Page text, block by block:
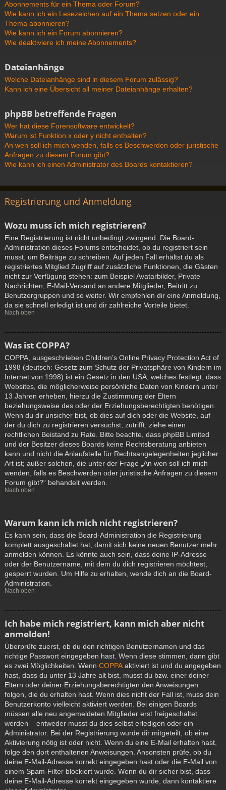
Abonnements für ein Thema oder Forum?
Wie kann ich ein Lesezeichen auf ein Thema setzen oder ein
Thema abonnieren?
Wie kann ich ein Forum abonnieren?
Wie deaktiviere ich meine Abonnements?
Dateianhänge
Welche Dateianhänge sind in diesem Forum zulässig?
Kann ich eine Übersicht all meiner Dateianhänge erhalten?
phpBB betreffende Fragen
Wer hat diese Forensoftware entwickelt?
Warum ist Funktion x oder y nicht enthalten?
An wen soll ich mich wenden, falls es Beschwerden oder juristische
Anfragen zu diesem Forum gibt?
Wie kann ich einen Administrator des Boards kontaktieren?
Registrierung und Anmeldung
Wozu muss ich mich registrieren?
Eine Registrierung ist nicht unbedingt zwingend. Die Board-
Administration dieses Forums entscheidet, ob du registriert sein
musst, um Beiträge zu schreiben. Auf jeden Fall erhältst du als
registriertes Mitglied Zugriff auf zusätzliche Funktionen, die Gästen
nicht zur Verfügung stehen: zum Beispiel Avatarbilder, Private
Nachrichten, E-Mail-Versand an andere Mitglieder, Beitritt zu
Benutzergruppen und so weiter. Wir empfehlen dir eine Anmeldung,
da sie schnell erledigt ist und dir zahlreiche Vorteile bietet.
Nach oben
Was ist COPPA?
COPPA, ausgeschrieben Children’s Online Privacy Protection Act of
1998 (deutsch: Gesetz zum Schutz der Privatsphäre von Kindern im
Internet von 1998) ist ein Gesetz in den USA, welches festlegt, dass
Websites, die möglicherweise persönliche Daten von Kindern unter
13 Jahren erheben, hierzu die Zustimmung der Eltern
beziehungsweise des oder der Erziehungsberechtigten benötigen.
Wenn du dir unsicher bist, ob dies auf dich oder die Website, auf
der du dich zu registrieren versuchst, zutrifft, ziehe einen
rechtlichen Beistand zu Rate. Bitte beachte, dass phpBB Limited
und der Besitzer dieses Boards keine Rechtsberatung anbieten
kann und nicht die Anlaufstelle für Rechtsangelegenheiten jeglicher
Art ist; außer solchen, die unter der Frage „An wen soll ich mich
wenden, falls es Beschwerden oder juristische Anfragen zu diesem
Forum gibt?“ behandelt werden.
Nach oben
Warum kann ich mich nicht registrieren?
Es kann sein, dass die Board-Administration die Registrierung
komplett ausgeschaltet hat, damit sich keine neuen Benutzer mehr
anmelden können. Es könnte auch sein, dass deine IP-Adresse
oder der Benutzername, mit dem du dich registrieren möchtest,
gesperrt wurden. Um Hilfe zu erhalten, wende dich an die Board-
Administration.
Nach oben
Ich habe mich registriert, kann mich aber nicht
anmelden!
Überprüfe zuerst, ob du den richtigen Benutzernamen und das
richtige Passwort eingegeben hast. Wenn diese stimmen, dann gibt
es zwei Möglichkeiten. Wenn COPPA aktiviert ist und du angegeben
hast, dass du unter 13 Jahre alt bist, musst du bzw. einer deiner
Eltern oder deiner Erziehungsberechtigten den Anweisungen
folgen, die du erhalten hast. Wenn dies nicht der Fall ist, muss dein
Benutzerkonto vielleicht aktiviert werden. Bei einigen Boards
müssen alle neu angemeldeten Mitglieder erst freigeschaltet
werden – entweder musst du dies selbst erledigen oder ein
Administrator. Bei der Registrierung wurde dir mitgeteilt, ob eine
Aktivierung nötig ist oder nicht. Wenn du eine E-Mail erhalten hast,
folge den dort enthaltenen Anweisungen. Ansonsten prüfe, ob du
deine E-Mail-Adresse korrekt eingegeben hast oder die E-Mail von
einem Spam-Filter blockiert wurde. Wenn du dir sicher bist, dass
deine E-Mail-Adresse korrekt eingegeben wurde, dann kontaktiere